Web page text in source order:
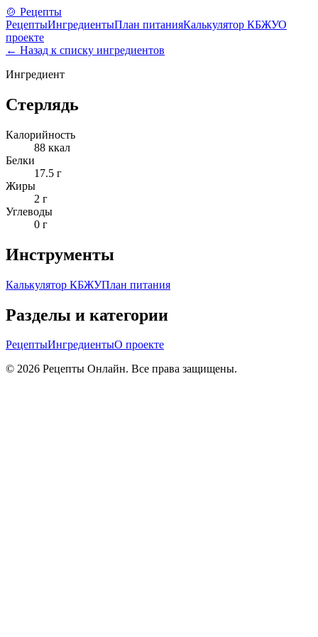
🍲 Рецепты
РецептыИнгредиентыПлан питанияКалькулятор КБЖУО
проекте
← Назад к списку ингредиентов
Ингредиент
Стерлядь
Калорийность
88 ккал
Белки
17.5 г
Жиры
2 г
Углеводы
0 г
Инструменты
Калькулятор КБЖУПлан питания
Разделы и категории
РецептыИнгредиентыО проекте
© 2026 Рецепты Онлайн. Все права защищены.